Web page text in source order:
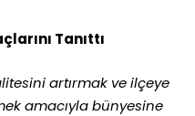
Tanıttı
artırmak ve ilçeye
amacıyla bünyesine